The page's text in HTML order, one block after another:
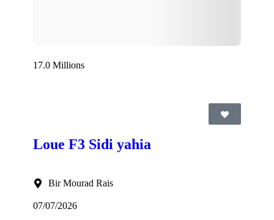
17.0 Millions
Loue F3 Sidi yahia
Bir Mourad Rais
07/07/2026